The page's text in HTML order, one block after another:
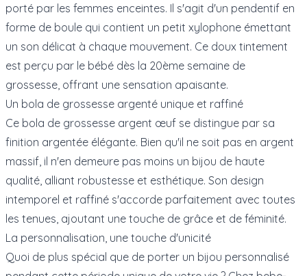
porté par les femmes enceintes. Il s'agit d'un pendentif en
forme de boule qui contient un petit xylophone émettant
un son délicat à chaque mouvement. Ce doux tintement
est perçu par le bébé dès la 20ème semaine de
grossesse, offrant une sensation apaisante.
Un bola de grossesse argenté unique et raffiné
Ce bola de grossesse argent œuf se distingue par sa
finition argentée élégante. Bien qu'il ne soit pas en argent
massif, il n'en demeure pas moins un bijou de haute
qualité, alliant robustesse et esthétique. Son design
intemporel et raffiné s'accorde parfaitement avec toutes
les tenues, ajoutant une touche de grâce et de féminité.
La personnalisation, une touche d'unicité
Quoi de plus spécial que de porter un bijou personnalisé